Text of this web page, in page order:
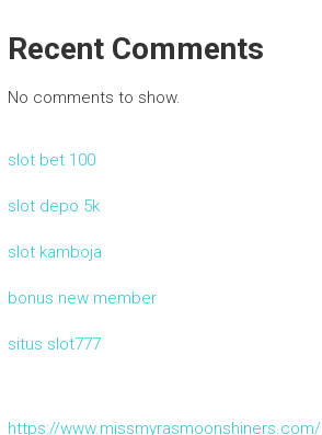
Recent Comments
No comments to show.
slot bet 100
slot depo 5k
slot kamboja
bonus new member
situs slot777
https://www.missmyrasmoonshiners.com/